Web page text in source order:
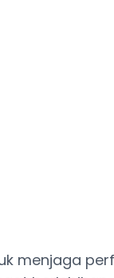
menjaga